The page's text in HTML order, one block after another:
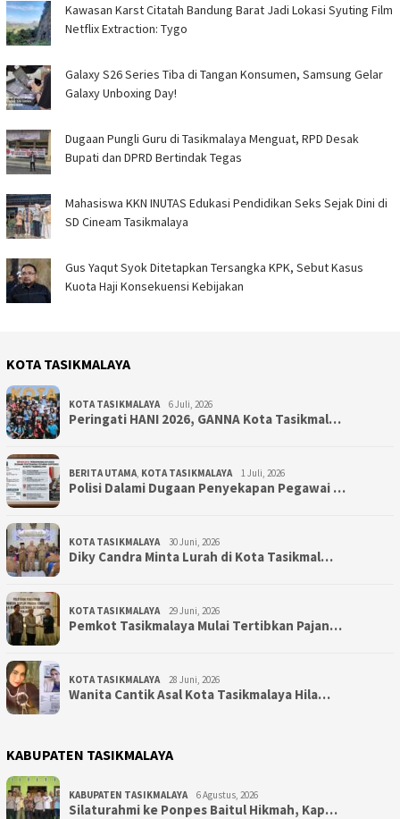
Kawasan Karst Citatah Bandung Barat Jadi Lokasi Syuting Film
Netflix Extraction: Tygo
Galaxy S26 Series Tiba di Tangan Konsumen, Samsung Gelar
Galaxy Unboxing Day!
Dugaan Pungli Guru di Tasikmalaya Menguat, RPD Desak
Bupati dan DPRD Bertindak Tegas
Mahasiswa KKN INUTAS Edukasi Pendidikan Seks Sejak Dini di
SD Cineam Tasikmalaya
Gus Yaqut Syok Ditetapkan Tersangka KPK, Sebut Kasus
Kuota Haji Konsekuensi Kebijakan
KOTA TASIKMALAYA
KOTA TASIKMALAYA 6 Juli, 2026
Peringati HANI 2026, GANNA Kota Tasikmal…
BERITA UTAMA KOTA TASIKMALAYA 1 Juli, 2026
Polisi Dalami Dugaan Penyekapan Pegawai …
KOTA TASIKMALAYA 30 Juni, 2026
Diky Candra Minta Lurah di Kota Tasikmal…
KOTA TASIKMALAYA 29 Juni, 2026
Pemkot Tasikmalaya Mulai Tertibkan Pajan…
KOTA TASIKMALAYA 28 Juni, 2026
Wanita Cantik Asal Kota Tasikmalaya Hila…
KABUPATEN TASIKMALAYA
KABUPATEN TASIKMALAYA 6 Agustus, 2026
Silaturahmi ke Ponpes Baitul Hikmah, Kap…